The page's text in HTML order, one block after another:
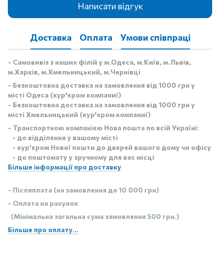
Написати відгук
Доставка Оплата Умови співпраці
- Самовивіз з наших філій у м.Одеса, м.Київ, м.Львів,
м.Харків, м.Хмельницький, м.Чернівці
- Безкоштовна доставка на замовлення від 1000 грн у
місті Одеса (кур'єром компаниї)
- Безкоштовна доставка на замовлення від 1000 грн у
місті Хмельницький (кур'єром компаниї)
- Транспортною компанією Нова пошта по всій Україні:
- до відділення у вашому місті
- кур'єром Нової пошти до дверей вашого дому чи офісу
- до поштомату у зручному для вас місці
Більше інформації про доставку
- Післяплата (на замовлення до 10 000 грн)
- Оплата на рахунок
(Мінімальна загальна сума замовлення 500 грн.)
Більше про оплату...